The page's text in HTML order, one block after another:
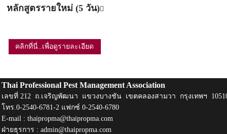
หลักสูตรรายใหม่ (5 วัน)
คลิกที่นี่..เพื่อดูรายละเอียด
Thai Professional Pest Management Association
เลขที่ 212 ถ.เจริญพัฒนา แขวงบางชัน เขตคลองสามวา กรุงเทพฯ
โทร.0-2540-6781-2 แฟกซ์ 0-2540-6780
E-mail : thaipropma@thaipropma.com
ฝ่ายธุรการ : admin@thaipropma.com